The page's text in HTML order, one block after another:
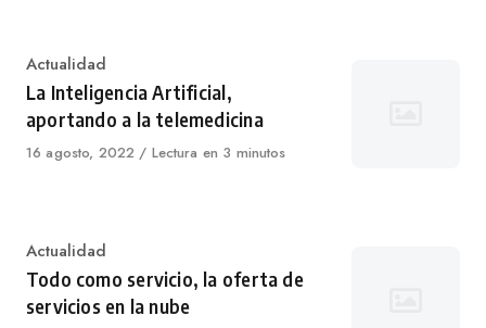
Category
Actualidad
La Inteligencia Artificial,
aportando a la telemedicina
Published
16 agosto, 2022 Lectura en 3 minutos
Category
Actualidad
Todo como servicio, la oferta de
servicios en la nube